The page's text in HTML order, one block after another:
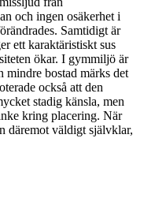
och ingen osäkerhet i
Samtidigt är
ett karaktäristiskt sus
ökar. I gymmiljö är
mindre bostad märks det
också att den
stadig känsla, men
kring placering. När
däremot väldigt självklar,